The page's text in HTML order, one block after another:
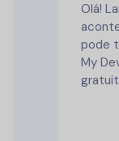
Olá!
pode
My